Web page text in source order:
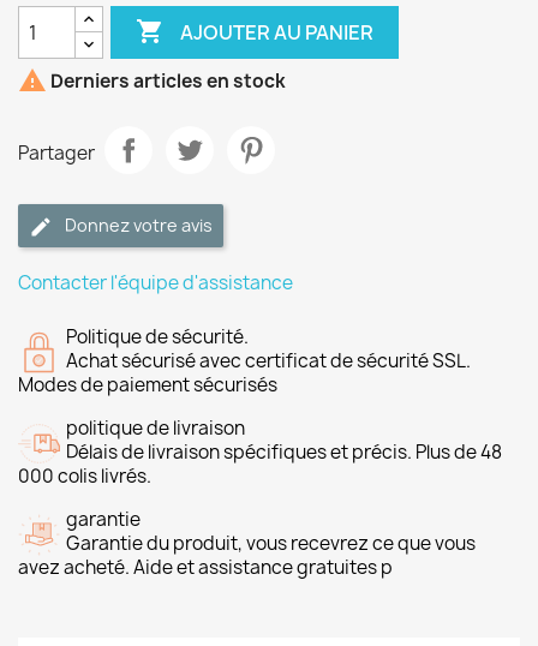
 AJOUTER AU PANIER
 Derniers articles en stock
Partager
Donnez votre avis
Contacter l'équipe d'assistance
Politique de sécurité.
Achat sécurisé avec certificat de sécurité SSL.
Modes de paiement sécurisés
politique de livraison
Délais de livraison spécifiques et précis. Plus de 48
000 colis livrés.
garantie
Garantie du produit, vous recevrez ce que vous
avez acheté. Aide et assistance gratuites p